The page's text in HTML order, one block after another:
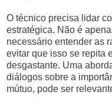
O técnico precisa lidar
estratégica. Não é
necessário entender as
evitar que isso se repita
desgastante. Uma
diálogos sobre a
mútuo, pode ser